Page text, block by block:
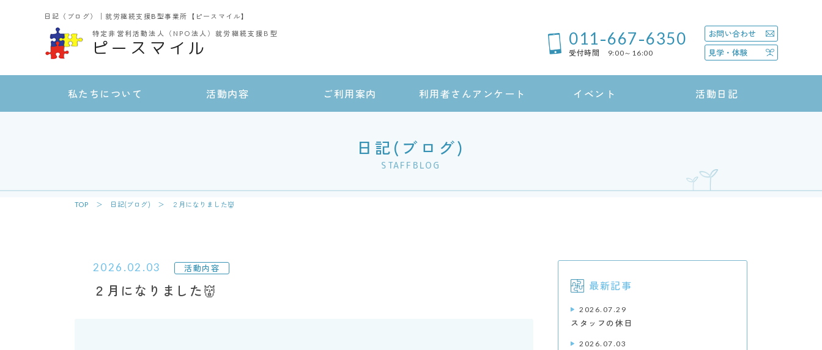
日記（ブログ）│就労継続支援B型事業所【ピースマイル】
特定非営利活動法人（NPO法人）就労継続支援B型
ピースマイル 011-667-6350
受付時間 9:00～16:00
お問い合わせ
見学・体験
私たちについて 活動内容 ご利用案内 利用者さんアンケート イベント 活動日記
日記(ブログ)
STAFFBLOG
TOP ＞ 日記(ブログ) ＞ ２月になりました👹
2026.02.03 活動内容
２月になりました👹 最新記事
2026.07.29
スタッフの休日
2026.07.03